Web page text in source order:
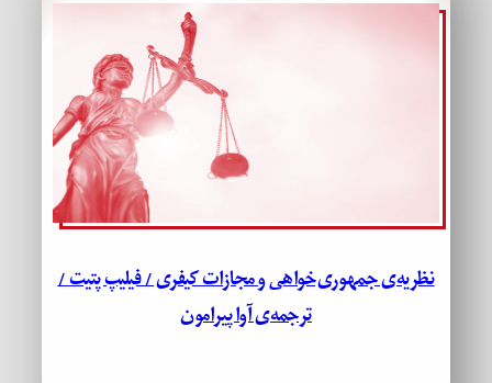
نظریه‌ی جمهوری‌خواهی و مجازات کیفری / فیلیپ پتیت /
ترجمه‌ی آوا پیرامون